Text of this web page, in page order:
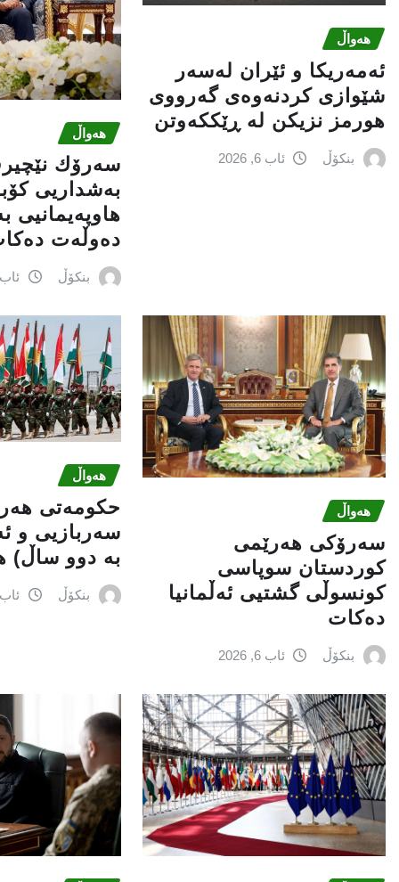
هەواڵ
ئەمەریكا و ئێران لەسەر
شێوازی كردنەوەی گەرووی
هورمز نزیكن لە ڕێككەوتن
بنکۆڵ ئاب 6, 2026
هەواڵ
سەرۆك
بەشداریی
هاوپەیمانیی
دەوڵەت
بنکۆڵ ئاب 6, 2026
هەواڵ
سەرۆکی هەرێمی
کوردستان سوپاسى
کونسوڵی گشتیی ئەڵمانیا
دەکات
بنکۆڵ ئاب 6, 2026
هەواڵ
حكومەتی
سەربازیی و
بە دوو ساڵ)
بنکۆڵ ئاب 6, 2026